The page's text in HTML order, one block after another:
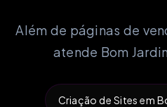
Além de páginas de
atende Bom
Criação de Sites em